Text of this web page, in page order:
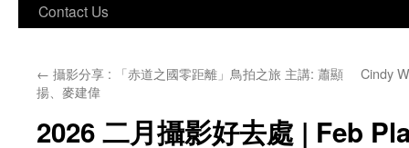
Contact Us
← 攝影分享 : 「赤道之國零距離」鳥拍之旅 主講: 蕭顯
揚、麥建偉
Cindy
2026 二月攝影好去處 | Feb